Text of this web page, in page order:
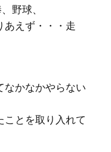
野球、
あえず・・・走
なかなかやらない
とを取り入れて